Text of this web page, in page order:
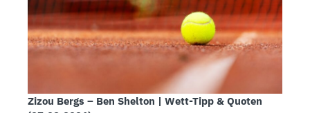
Zizou Bergs – Ben Shelton | Wett-Tipp & Quoten